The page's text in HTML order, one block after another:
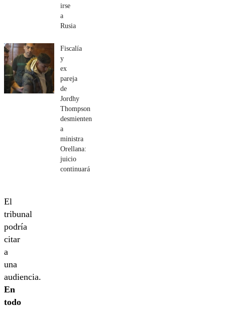
irse
a
Rusia
Fiscalía
y
ex
pareja
de
Jordhy
Thompson
desmienten
a
ministra
Orellana:
juicio
continuará
El
tribunal
podría
citar
a
una
audiencia.
En
todo